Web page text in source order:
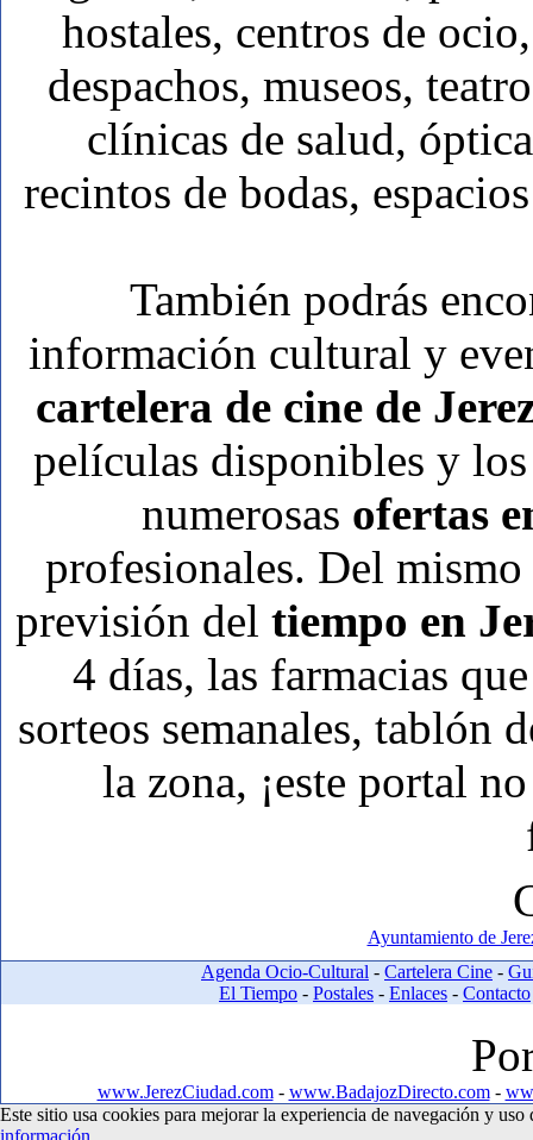
hostales, centros de
despachos, museos,
clínicas de salud,
recintos de bodas,
También podrás
información cultural y
cartelera de cine de
películas disponibles y
numerosas ofertas
profesionales. Del
previsión del tiempo en
4 días, las farmacias
sorteos semanales, tablón
la zona, ¡este portal
Ayuntamiento de
Agenda Ocio-Cultural - Cartelera Cine -
El Tiempo - Postales - Enlaces - Contacto
www.JerezCiudad.com- www.BadajozDirecto.com-
Este sitio usa cookies para mejorar la experiencia de navegación y
información